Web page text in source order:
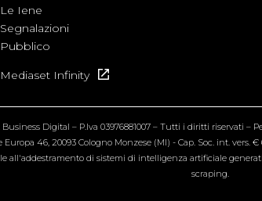
Le Iene
Segnalazioni
Pubblico
Mediaset Infinity
Digital – P.Iva 03976881007 – Tutti i diritti riservati –
46, 20093 Cologno Monzese (MI) - Cap. Soc. int.
all'addestramento di sistemi di intelligenza artificiale
scraping.